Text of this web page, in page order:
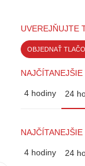
UVEREJŇUJTE
OBJEDNAŤ
4 hodiny 24
4 hodiny 24